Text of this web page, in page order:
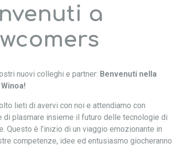
a
nuovi colleghi e partner: Benvenuti nella
lieti di avervi con noi e attendiamo con
di plasmare insieme il futuro delle tecnologie di
Questo è l’inizio di un viaggio emozionante in
competenze, idee ed entusiasmo giocheranno